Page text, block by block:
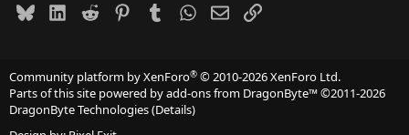
BlueskyLinkedIn
Reddit PinterestTumblrWhatsApp
EmailLink
Community platform by XenForo® © 2010-2026 XenForo Ltd.
Parts of this site powered byadd-ons from DragonByte™©2011-2026
DragonByte Technologies(Details)